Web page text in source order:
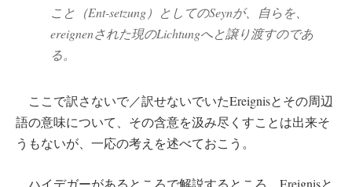
こと（Ent-setzung）としてのSeynが、自らを、
ereignenされた現のLichtungへと譲り渡すのであ
る。
ここで訳さないで／訳せないでいたEreignisとその周辺
語の意味について、その含意を汲み尽くすことは出来そ
うもないが、一応の考えを述べておこう。